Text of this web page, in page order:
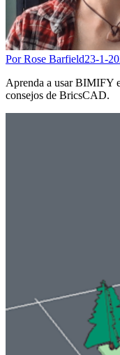
Por Rose Barfield23-1-
Aprenda a usar BIMIFY
consejos de BricsCAD.